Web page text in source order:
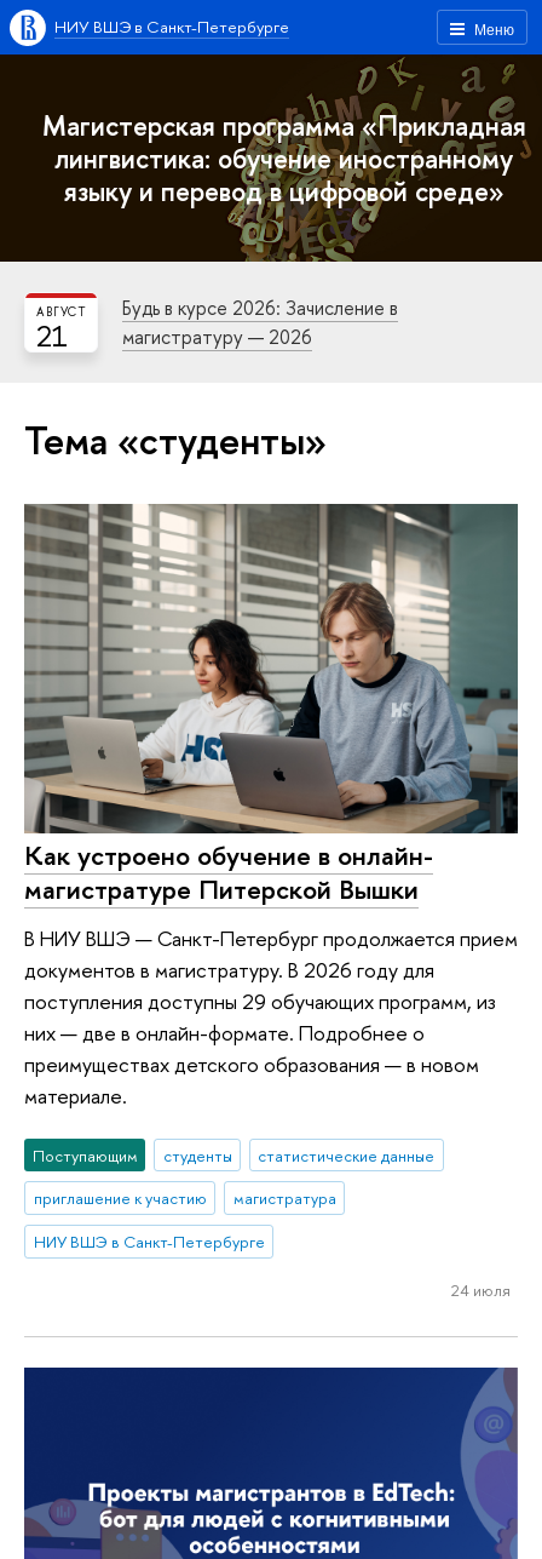
Меню
НИУ ВШЭ в Санкт-Петербурге
Магистерская программа «Прикладная
лингвистика: обучение иностранному
языку и перевод в цифровой среде»
21
АВГУСТ
Будь в курсе 2026: Зачисление в
магистратуру — 2026
Тема «студенты»
Как устроено обучение в онлайн-
магистратуре Питерской Вышки
В НИУ ВШЭ — Санкт-Петербург продолжается прием
документов в магистратуру. В 2026 году для
поступления доступны 29 обучающих программ, из
них — две в онлайн-формате. Подробнее о
преимуществах детского образования — в новом
материале.
Поступающим студенты
статистические данные
приглашение к участию
магистратура
НИУ ВШЭ в Санкт-Петербурге
24 июля